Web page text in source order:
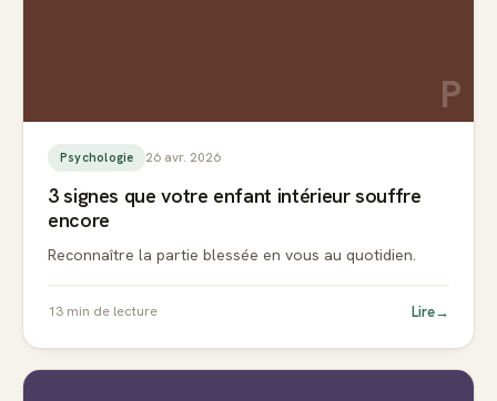
P
Psychologie 26 avr. 2026
3 signes que votre enfant intérieur souffre
encore
Reconnaître la partie blessée en vous au quotidien.
13 min de lecture Lire→